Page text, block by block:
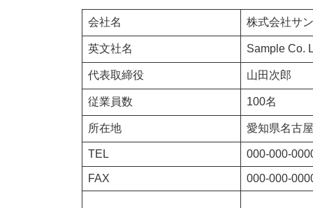
会社名 株式会社サ
英文社名 Sample Co.
代表取締役 山田次郎
従業員数 100名
所在地 愛知県名古
TEL 000-000-
FAX 000-000-